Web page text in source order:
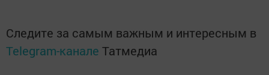
Следите за самым важным и интересным в
Telegram-канале Татмедиа